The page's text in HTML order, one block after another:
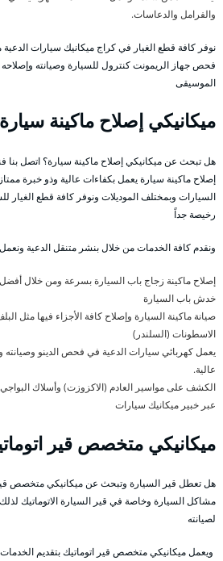
والفرامل والدعاسات.
نوفر كافة قطع الغيار في كراج ميكانيك سيارات
فحص جهاز الريمونت كنترول للسيارة وصيانته
الموسيقى
ميكانيكي إصلاح ماكينة سيارة
هل تبحث عن ميكانيكي إصلاح ماكينة سيارة؟ اتصل
إصلاح ماكينة سيارة يعمل بكفاءات عالية وذو خبرة
السيارات وبمختلف الموديلات ونوفر كافة قطع الغيار
رخيصة جداً
ونقدم كافة الخدمات من خلال بنشر متنقل الدعية
إصلاح ماكينة زجاج باب السيارة بسرعة ومن خلال
خدش باب السيارة
صيانة ماكينة السيارة وإصلاح كافة الأجزاء فيها مثل
الاسطونات (السلندر)
يعمل كهربائي سيارات الدعية في فحص الدينو وصيانته
عالية.
الكشف على مواسير العادم (الاكزوزت) وأسلاك
عبر خبير ميكانيك سيارات
ميكانيكي متخصص قير
هل تعطل قير السيارة وتبحث عن ميكانيكي متخصص قير
مشاكل السيارة وخاصة في قير السيارة الاتوماتيك
لصيانته
ويعمل ميكانيكي متخصص قير اتوماتيك بتقديم الخدمات